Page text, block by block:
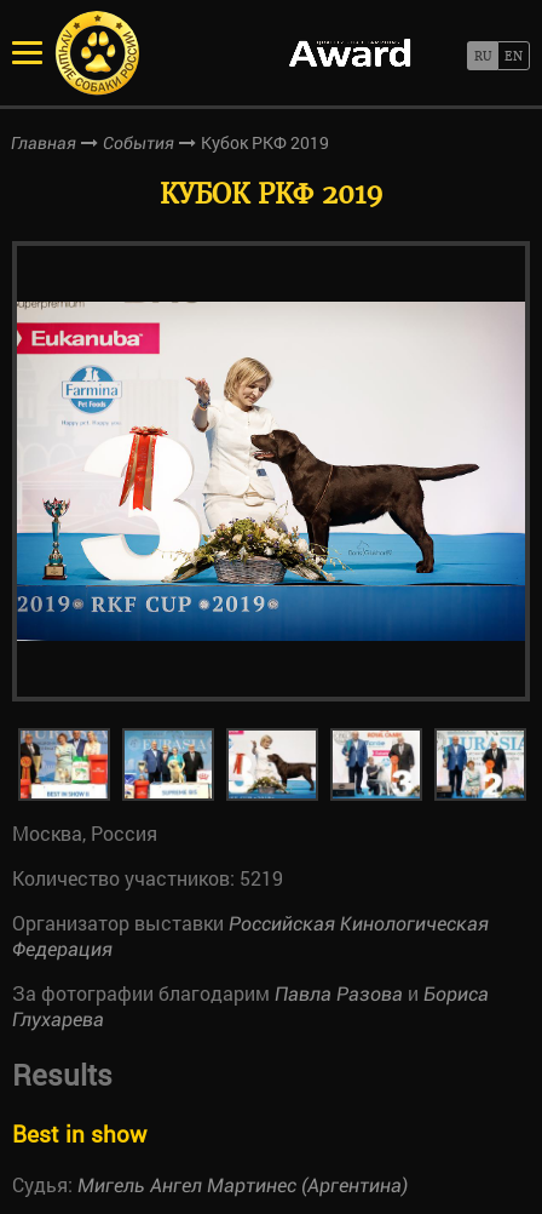
Главная События Кубок РКФ 2019
КУБОК РКФ 2019
Москва, Россия
Количество участников: 5219
Организатор выставки Российская Кинологическая
Федерация
За фотографии благодарим Павла Разова и Бориса
Глухарева
Results
Best in show
Судья: Мигель Ангел Мартинес (Аргентина)